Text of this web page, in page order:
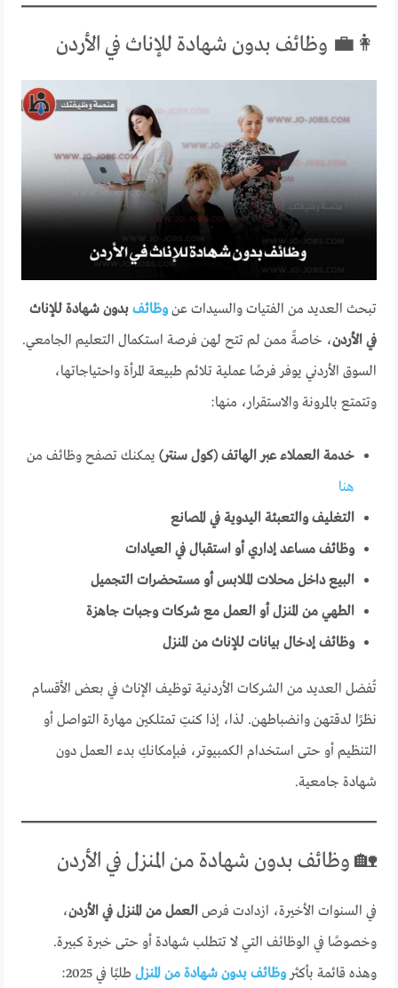
👩‍💼 وظائف بدون شهادة للإناث في الأردن
تبحث العديد من الفتيات والسيدات عن وظائف بدون شهادة للإناث
في الأردن، خاصةً ممن لم تتح لهن فرصة استكمال التعليم الجامعي.
السوق الأردني يوفر فرصًا عملية تلائم طبيعة المرأة واحتياجاتها،
وتتمتع بالمرونة والاستقرار، منها:
خدمة العملاء عبر الهاتف (كول سنتر) يمكنك تصفح وظائف من
هنا
التغليف والتعبئة اليدوية في المصانع
وظائف مساعد إداري أو استقبال في العيادات
البيع داخل محلات الملابس أو مستحضرات التجميل
الطهي من المنزل أو العمل مع شركات وجبات جاهزة
وظائف إدخال بيانات للإناث من المنزل
تُفضل العديد من الشركات الأردنية توظيف الإناث في بعض الأقسام
نظرًا لدقتهن وانضباطهن. لذا، إذا كنتِ تمتلكين مهارة التواصل أو
التنظيم أو حتى استخدام الكمبيوتر، فبإمكانكِ بدء العمل دون
شهادة جامعية.
🏡 وظائف بدون شهادة من المنزل في الأردن
في السنوات الأخيرة، ازدادت فرصالعمل من المنزل في الأردن،
وخصوصًا في الوظائف التي لا تتطلب شهادة أو حتى خبرة كبيرة.
وهذه قائمة بأكثروظائف بدون شهادة من المنزل طلبًا في 2025: